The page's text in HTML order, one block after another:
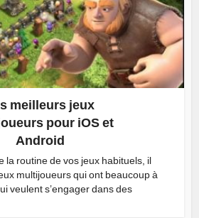
meilleurs jeux
pour iOS et
Android
la routine de vos jeux habituels, il
multijoueurs qui ont beaucoup à
veulent s’engager dans des